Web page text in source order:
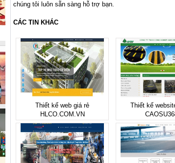
chúng tôi luôn sẵn sàng hỗ trợ bạn.
CÁC TIN KHÁC
Thiết kế web giá rẻ
HLCO.COM.VN
Thiết kế